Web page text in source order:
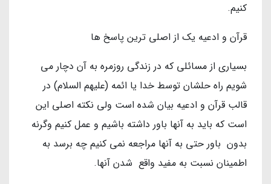
کنیم.
قرآن و ادعیه یک از اصلی ترین پاسخ ها
بسیاری از مسائلی که در زندگی روزمره به آن دچار می
شویم راه حلشان توسط خدا یا ائمه (علیهم السلام) در
قالب قرآن و ادعیه بیان شده است ولی نکته اصلی این
است که باید به آنها باور داشته باشیم و عمل کنیم وگرنه
بدون باور حتی به آنها مراجعه نمی کنیم چه برسد به
اطمینان نسبت به مفید واقع شدن آنها.